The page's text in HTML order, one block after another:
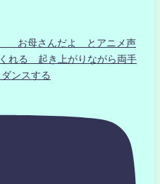
お母さんだよ とアニメ声
れる 起き上がりながら両手
ンスする